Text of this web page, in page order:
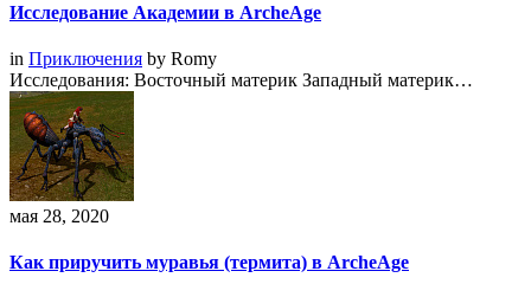
Исследование Академии в ArcheAge
in Приключения by Romy
Исследования: Восточный материк Западный материк…
мая 28, 2020
Как приручить муравья (термита) в ArcheAge